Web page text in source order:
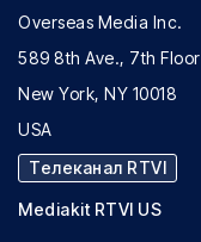
Overseas Media Inc.
589 8th Ave., 7th Floor
New York, NY 10018
USA
Телеканал RTVI
Mediakit RTVI US